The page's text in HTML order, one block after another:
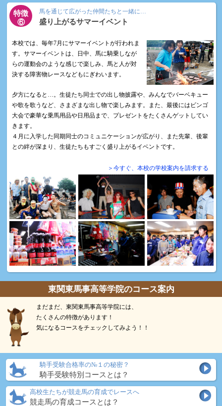
特徴
⑥
馬を通じて広がった仲間たちと一緒に…
盛り上がるサマーイベント
本校では、毎年7月にサマーイベントが行われま
す。サマーイベントは、日中、馬に騎乗しなが
らの運動会のような感じで楽しみ、馬と人が対
決する障害物レースなどもにぎわいます。
夕方になると…。生徒たち同士での出し物披露や、みんなでバーベキュー
や歌を歌うなど、さまざまな出し物で楽しみます。また、最後にはビンゴ
大会で豪華な乗馬用品や日用品まで、プレゼントをたくさんゲットしてい
きます。
４月に入学した同期同士のコミュニケーションが広がり、また先輩、後輩
との絆が深まり、生徒たちもすごく盛り上がるイベントです。
＞今すぐ、本校の学校案内を請求する
東関東馬事高等学院のコース案内
まだまだ、東関東馬事高等学院には、
たくさんの特徴があります！
気になるコースをチェックしてみよう！！
騎手受験合格率の№１の秘密？
騎手受験特別コースとは？
高校生たちが競走馬の育成でレースへ
競走馬の育成コースとは？